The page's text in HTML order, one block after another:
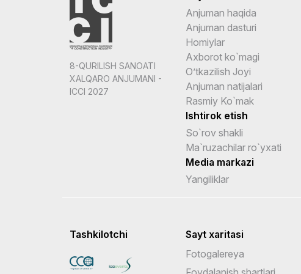
8-QURILISH SANOATI
XALQARO ANJUMANI -
ICCI 2027
Anjuman haqida
Anjuman dasturi
Homiylar
Axborot ko`magi
O’tkazilish Joyi
Anjuman natijalari
Rasmiy Ko`mak
Ishtirok etish
So`rov shakli
Ma`ruzachilar ro`yxati
Media markazi
Yangiliklar
Tashkilotchi
Sayt xaritasi
Fotogalereya